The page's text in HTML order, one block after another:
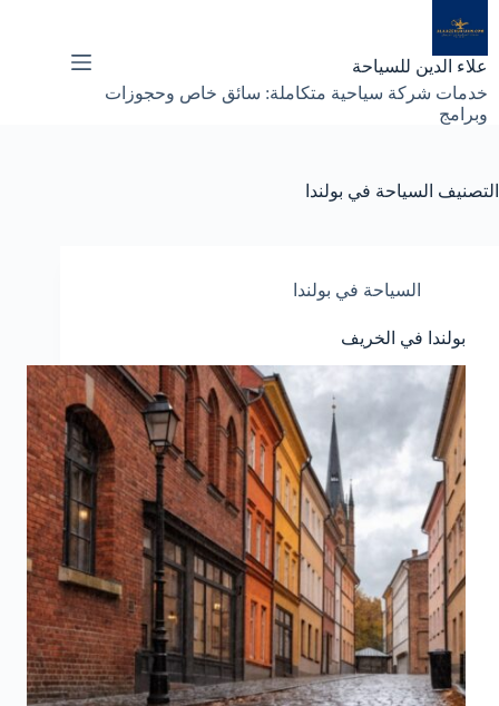
إلى
المحتوى
علاء الدين للسياحة
خدمات شركة سياحية متكاملة: سائق خاص وحجوزات
وبرامج
التصنيف السياحة في بولندا
السياحة في بولندا
بولندا في الخريف